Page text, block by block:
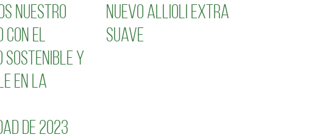
nuestro
con el
y
en la
de 2023
Nuevo Allioli Extra
Suave